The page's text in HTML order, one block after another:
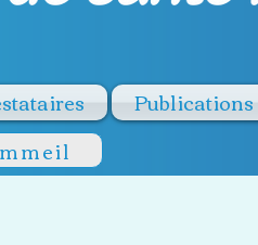
Publications